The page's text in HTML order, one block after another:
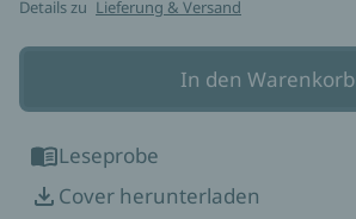
Details zu Lieferung & Versand
In den Warenkorb
Leseprobe
Cover herunterladen